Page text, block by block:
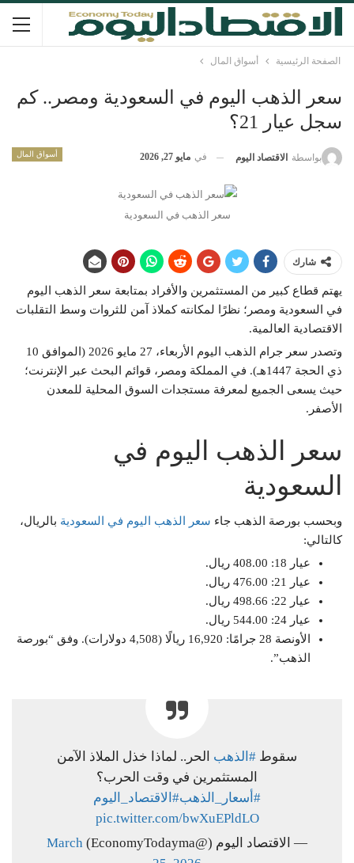
الصفحة الرئيسية أسواق المال
سعر الذهب اليوم في السعودية ومصر.. كم
سجل عيار 21؟
أسواق المال بواسطة الاقتصاد اليوم في مايو 27, 2026
سعر الذهب في السعودية
شارك
يهتم قطاع كبير من المستثمرين والأفراد بمتابعة سعر الذهب اليوم
في السعودية ومصر؛ نظرًا لمكانته كملاذ آمن للثروات وسط التقلبات
الاقتصادية العالمية.
وتصدر سعر جرام الذهب اليوم الأربعاء، 27 مايو 2026 (الموافق 10
ذي الحجة 1447هـ). في المملكة ومصر، قوائم البحث عبر الإنترنت؛
حيث يسعى الجميع لمعرفة مستجدات السوق المحلية للمعدن
الأصفر.
سعر الذهب اليوم في
السعودية
وبحسب بورصة الذهب جاء سعر الذهب اليوم في السعودية بالريال،
كالتالي:
عيار 18: 408.00 ريال.
عيار 21: 476.00 ريال.
عيار 22: 498.66 ريال.
عيار 24: 544.00 ريال.
الأونصة 28 جرامًا: 16,920 ريالًا (4,508 دولارات). وفق “بورصة
الذهب”.
سقوط #الذهب الحر.. لماذا خذل الملاذ الآمن
المستثمرين في وقت الحرب؟
#أسعار_الذهب#الاقتصاد_اليوم
pic.twitter.com/bwXuEPldLO
— الاقتصاد اليوم (@EconomyTodayma)
March